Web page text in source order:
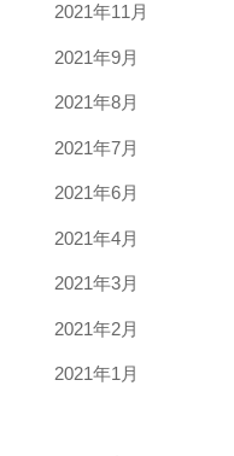
2021年11月
2021年9月
2021年8月
2021年7月
2021年6月
2021年4月
2021年3月
2021年2月
2021年1月